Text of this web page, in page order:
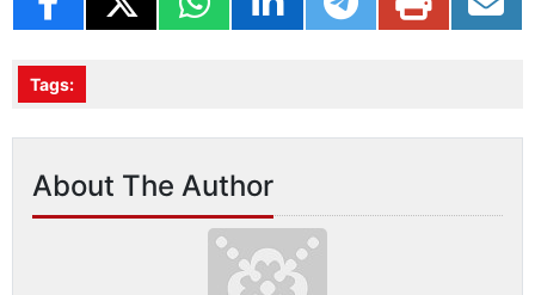
Tags:
About The Author